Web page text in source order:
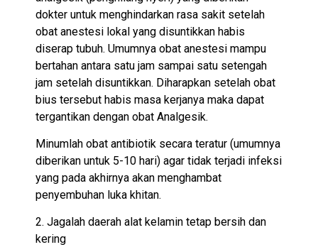
dokter untuk menghindarkan rasa sakit setelah
obat anestesi lokal yang disuntikkan habis
diserap tubuh. Umumnya obat anestesi mampu
bertahan antara satu jam sampai satu setengah
jam setelah disuntikkan. Diharapkan setelah obat
bius tersebut habis masa kerjanya maka dapat
tergantikan dengan obat Analgesik.
Minumlah obat antibiotik secara teratur (umumnya
diberikan untuk 5-10 hari) agar tidak terjadi infeksi
yang pada akhirnya akan menghambat
penyembuhan luka khitan.
2. Jagalah daerah alat kelamin tetap bersih dan
kering